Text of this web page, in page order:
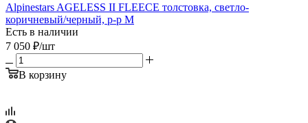
Alpinestars AGELESS II FLEECE толстовка, светло-
коричневый/черный, р-р M
Есть в наличии
7 050 ₽/шт
В корзину